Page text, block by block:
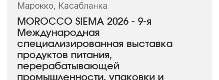
MOROCCO SIEMA 2026 - 9-я
Международная
специализированная выставка
продуктов питания,
перерабатывающей
промышленности, упаковки и
Марокко, Касабланка